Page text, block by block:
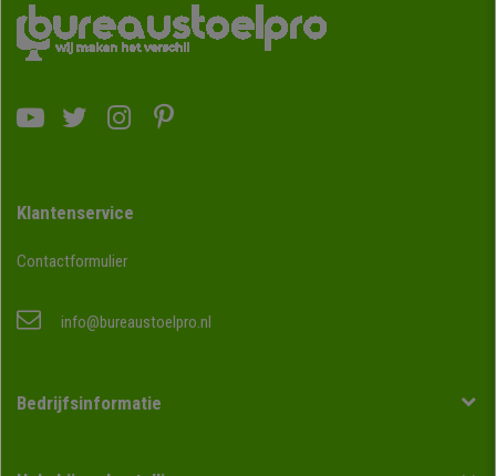
Klantenservice
Contactformulier
info@bureaustoelpro.nl
Bedrijfsinformatie